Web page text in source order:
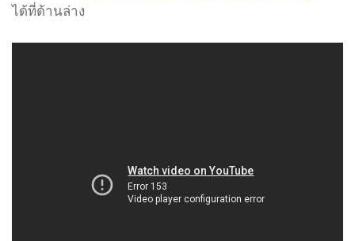
ได้ที่ด้านล่าง